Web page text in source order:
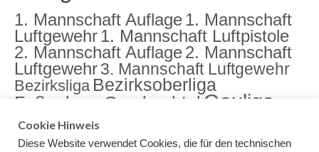
1. Mannschaft Auflage1. Mannschaft
Luftgewehr1. Mannschaft Luftpistole
2. Mannschaft Auflage2. Mannschaft
Luftgewehr3. Mannschaft Luftgewehr
Bezirksliga Bezirksoberliga
Fußenberg
Gambachtal Gauliga
Jugend Jugendarbeit
meister Meisterschaft Rama Dama Sektion
Cookie Hinweis
Diese Website verwendet Cookies, die für den technischen